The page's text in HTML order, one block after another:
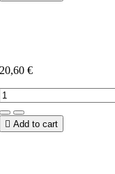
20,60 €
 Add to cart